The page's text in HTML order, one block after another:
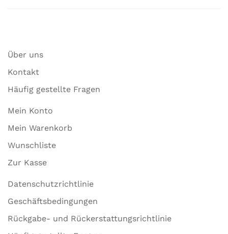
Über uns
Kontakt
Häufig gestellte Fragen
Mein Konto
Mein Warenkorb
Wunschliste
Zur Kasse
Datenschutzrichtlinie
Geschäftsbedingungen
Rückgabe- und Rückerstattungsrichtlinie